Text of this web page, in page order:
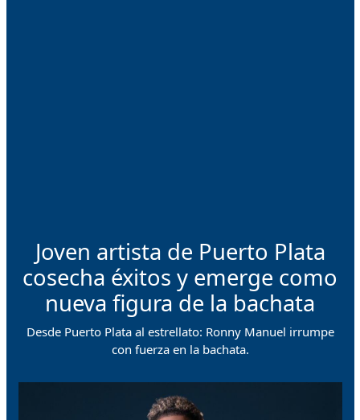
Joven artista de Puerto Plata
cosecha éxitos y emerge como
nueva figura de la bachata
Desde Puerto Plata al estrellato: Ronny Manuel irrumpe
con fuerza en la bachata.